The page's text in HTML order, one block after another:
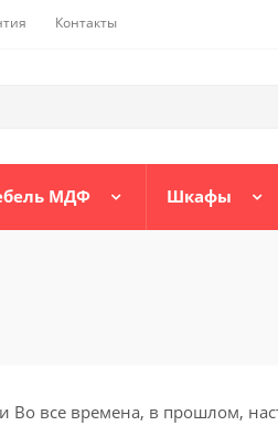
Контакты
МДФ Шкафы
все времена, в прошлом,